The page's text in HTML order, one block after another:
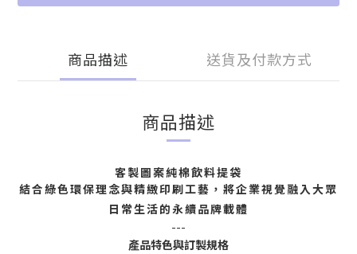
商品描述 送貨及付款方式
商品描述
客製圖案純棉飲料提袋
結合綠色環保理念與精緻印刷工藝，將企業視覺融入大眾
日常生活的永續品牌載體
---
產品特色與訂製規格